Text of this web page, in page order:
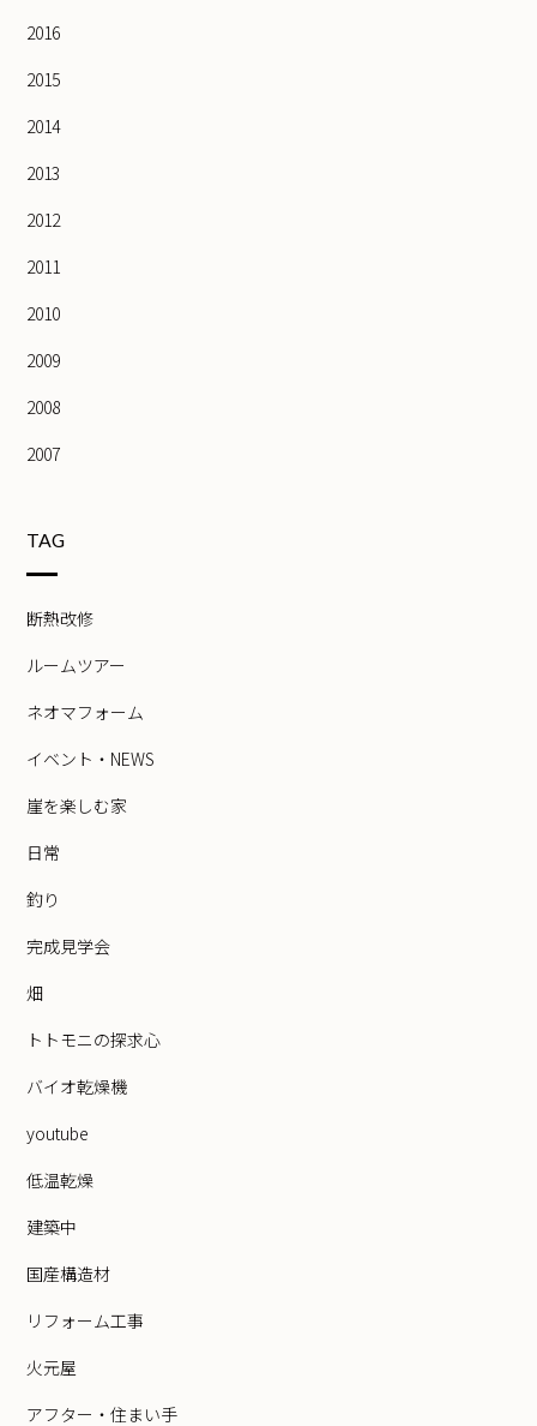
2016
2015
2014
2013
2012
2011
2010
2009
2008
2007
TAG
断熱改修
ルームツアー
ネオマフォーム
イベント・NEWS
崖を楽しむ家
日常
釣り
完成見学会
畑
トトモニの探求心
バイオ乾燥機
youtube
低温乾燥
建築中
国産構造材
リフォーム工事
火元屋
アフター・住まい手